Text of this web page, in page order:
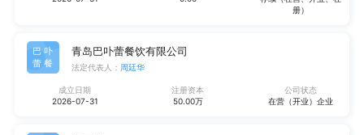
册）
巴卟
蕾餐
青岛巴卟蕾餐饮有限公司
法定代表人： 周廷华
成立日期
2026-07-31
注册资本
50.00万
公司状态
在营（开业）企业